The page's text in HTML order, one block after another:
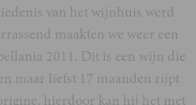
van het wijnhuis werd
maakten we weer een
2011. Dit is een wijn die
maar liefst 17 maanden rijpt
hierdoor kan hij het met